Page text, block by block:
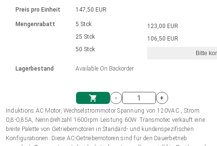
Einheitssystem
Einkaufswagen
Hubmagnete
230 - 50 Hz | 110 - 60 Hz
Drehzahlregelung für die AIS-Serie
Bürstenlose Gleichstrommotoren
mit Planetengetriebe und internem
Ø 28-42| 1-1400 rpm | <= 290Ncm
Bürstenlose DC Motor Controller
Gleichstrommotoren mit
Schneckengetriebe und Bürsten
Ø43-124mm | 31-425rpm | ≤ 41Nm
Treiber für Gleichstrommotoren mit
Synchron-Asynchron | für 1-4 Elektrozylinder
Synchron-Asynchron | für 1-4 Elektrozylinder
Français (EUR)
Polski (EUR)
Norsk (NOK)
Preis pro Einheit
Mengenrabatt
Lagerbestand
147,50 EUR
5 Stck
25 Stck
50 Stck
Available On Backorder
123,00 EUR
106,50 EUR
Bitte
-
+
Induktions AC Motor, Wechselstrommotor Spannung von 120VAC , Strom
0,8-0,85A, Nenndrehzahl 1600rpm Leistung 60W. Transmotec verkauft eine
breite Palette von Getriebemotoren in Standard- und kundenspezifischen
Konfigurationen. Diese AC-Getriebemotoren sind für den Dauerbetrieb